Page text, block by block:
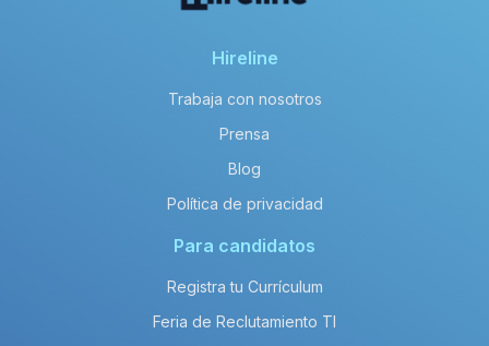
Hireline
Trabaja con nosotros
Prensa
Blog
Política de privacidad
Para candidatos
Registra tu Currículum
Feria de Reclutamiento TI